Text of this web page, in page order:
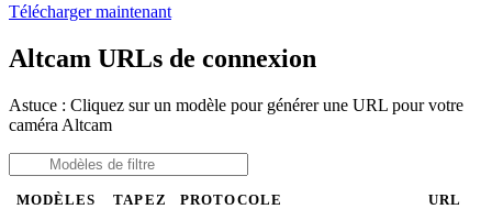
Télécharger maintenant
Altcam URLs de connexion
Astuce : Cliquez sur un modèle pour générer une URL pour votre
caméra Altcam
MODÈLES TAPEZ PROTOCOLE URL